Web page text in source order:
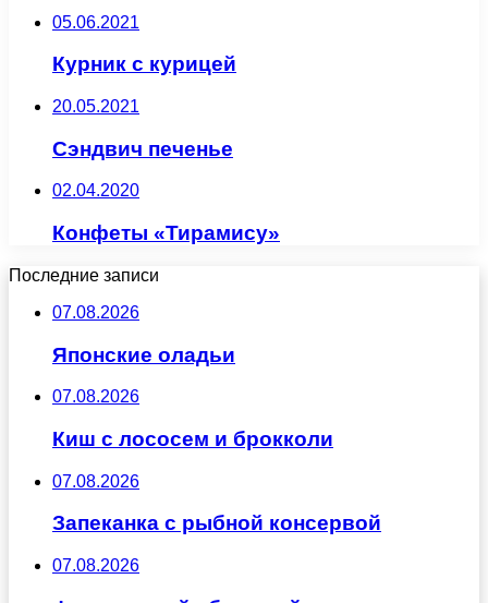
05.06.2021
Курник с курицей
20.05.2021
Сэндвич печенье
02.04.2020
Конфеты «Тирамису»
Последние записи
07.08.2026
Японские оладьи
07.08.2026
Киш с лососем и брокколи
07.08.2026
Запеканка с рыбной консервой
07.08.2026